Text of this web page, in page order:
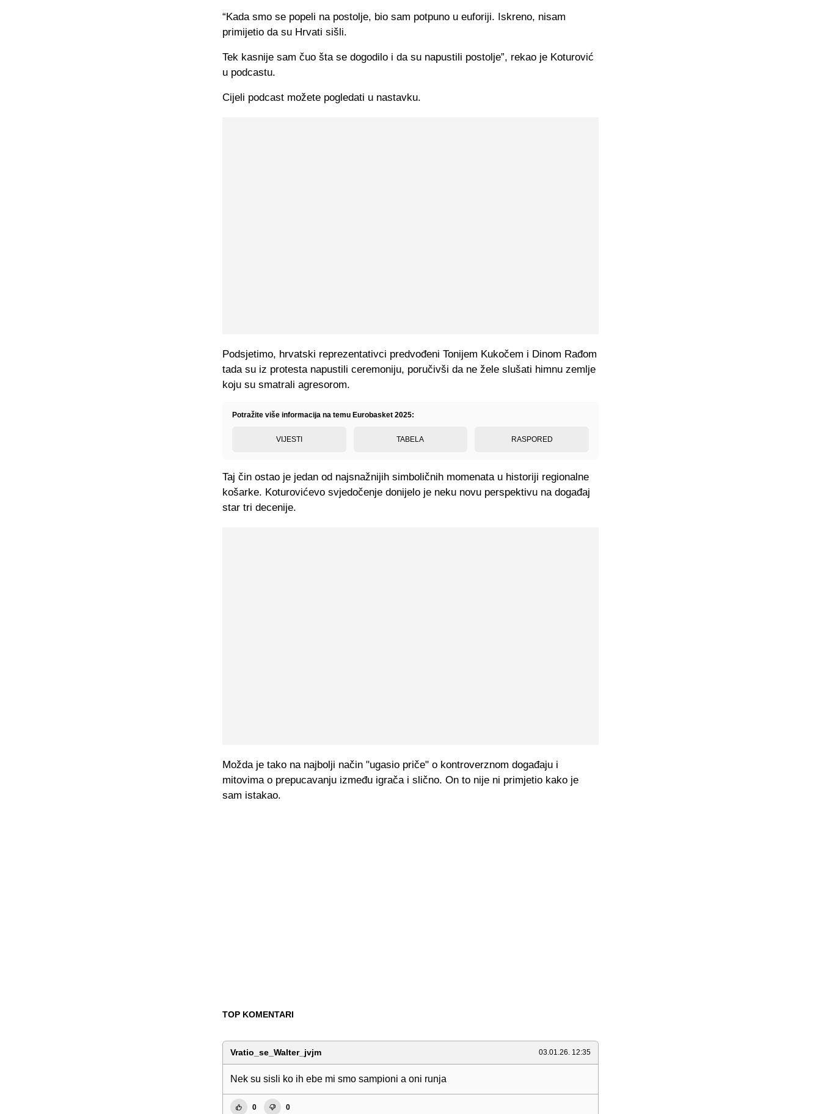
“Kada smo se popeli na postolje, bio sam potpuno u euforiji. Iskreno, nisam
primijetio da su Hrvati sišli.
Tek kasnije sam čuo šta se dogodilo i da su napustili postolje”, rekao je Koturović
u podcastu.
Cijeli podcast možete pogledati u nastavku.
Podsjetimo, hrvatski reprezentativci predvođeni Tonijem Kukočem i Dinom Rađom
tada su iz protesta napustili ceremoniju, poručivši da ne žele slušati himnu zemlje
koju su smatrali agresorom.
Potražite više informacija na temu Eurobasket 2025:
VIJESTI TABELA RASPORED
Taj čin ostao je jedan od najsnažnijih simboličnih momenata u historiji regionalne
košarke. Koturovićevo svjedočenje donijelo je neku novu perspektivu na događaj
star tri decenije.
Možda je tako na najbolji način "ugasio priče" o kontroverznom događaju i
mitovima o prepucavanju između igrača i slično. On to nije ni primjetio kako je
sam istakao.
TOP KOMENTARI
Vratio_se_Walter_jvjm 03.01.26. 12:35
Nek su sisli ko ih ebe mi smo sampioni a oni runja
0 0